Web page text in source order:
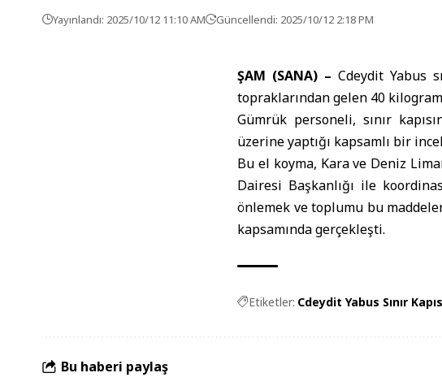
Yayınlandı: 2025/10/12 11:10 AM Güncellendi: 2025/10/12 2:18 PM
ŞAM (SANA) – Cdeydit Yabus
topraklarından gelen 40 kilogram
Gümrük personeli, sınır
üzerine yaptığı kapsamlı bir
Bu el koyma, Kara ve Deniz
Dairesi Başkanlığı ile
önlemek ve toplumu bu
kapsamında gerçekleşti.
Etiketler: Cdeydit Yabus Sınır
Bu haberi paylaş